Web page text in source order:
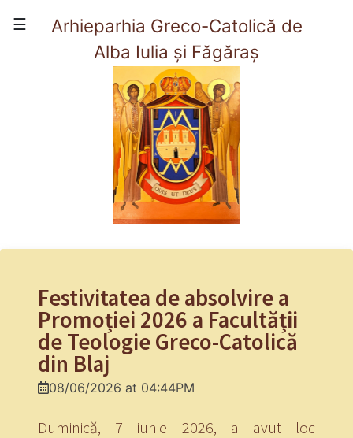
☰
Arhieparhia Greco-Catolică de
Alba Iulia și Făgăraș
×
(current)
Viata Arhieparhiei
Festivitatea de absolvire a
Promoției 2026 a Facultății
de Teologie Greco-Catolică
din Blaj
08/06/2026 at 04:44PM
Duminică, 7 iunie 2026, a avut loc